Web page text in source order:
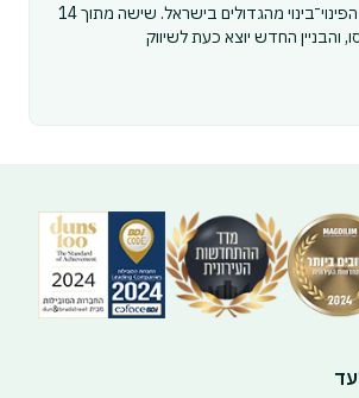
שלב נוסף בפרויקט הפינוי־בינוי מהגדולים בישראל. שישה מתוך 14
והבניין החדש יוצא כעת לשיווק